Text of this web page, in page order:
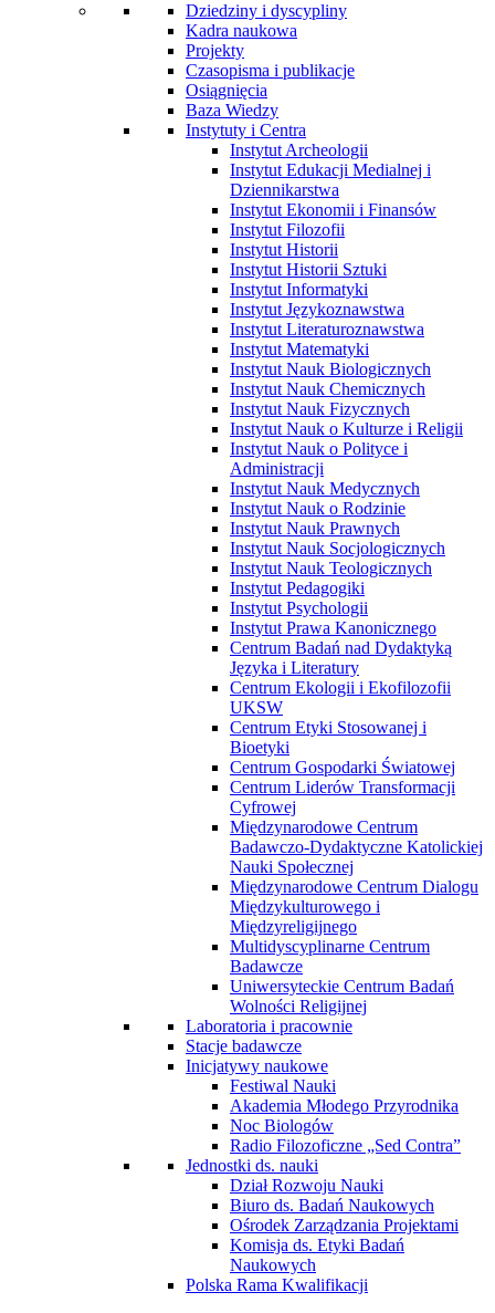
Dziedziny i dyscypliny
Kadra naukowa
Projekty
Czasopisma i publikacje
Osiągnięcia
Baza Wiedzy
Instytuty i Centra
Instytut Archeologii
Instytut Edukacji Medialnej i
Dziennikarstwa
Instytut Ekonomii i Finansów
Instytut Filozofii
Instytut Historii
Instytut Historii Sztuki
Instytut Informatyki
Instytut Językoznawstwa
Instytut Literaturoznawstwa
Instytut Matematyki
Instytut Nauk Biologicznych
Instytut Nauk Chemicznych
Instytut Nauk Fizycznych
Instytut Nauk o Kulturze i Religii
Instytut Nauk o Polityce i
Administracji
Instytut Nauk Medycznych
Instytut Nauk o Rodzinie
Instytut Nauk Prawnych
Instytut Nauk Socjologicznych
Instytut Nauk Teologicznych
Instytut Pedagogiki
Instytut Psychologii
Instytut Prawa Kanonicznego
Centrum Badań nad Dydaktyką
Języka i Literatury
Centrum Ekologii i Ekofilozofii
UKSW
Centrum Etyki Stosowanej i
Bioetyki
Centrum Gospodarki Światowej
Centrum Liderów Transformacji
Cyfrowej
Międzynarodowe Centrum
Badawczo-Dydaktyczne Katolickiej
Nauki Społecznej
Międzynarodowe Centrum Dialogu
Międzykulturowego i
Międzyreligijnego
Multidyscyplinarne Centrum
Badawcze
Uniwersyteckie Centrum Badań
Wolności Religijnej
Laboratoria i pracownie
Stacje badawcze
Inicjatywy naukowe
Festiwal Nauki
Akademia Młodego Przyrodnika
Noc Biologów
Radio Filozoficzne „Sed Contra”
Jednostki ds. nauki
Dział Rozwoju Nauki
Biuro ds. Badań Naukowych
Ośrodek Zarządzania Projektami
Komisja ds. Etyki Badań
Naukowych
Polska Rama Kwalifikacji